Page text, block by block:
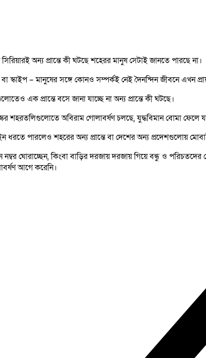
অন্য প্রান্তে কী ঘটছে শহেরর মানুষ সেটাই জানতে পারছে না।
স্কাইপ – মানুষের সঙ্গে কোনও সম্পর্কই নেই দৈনন্দিন জীবনে এখন
এক প্রান্তে বসে জানা যাচ্ছে না অন্য প্রান্তে কী ঘটছে।
শহরতলিগুলোতে অবিরাম গোলাবর্ষণ চলছে, যুদ্ধবিমান বোমা
পারলেও শহরের অন্য প্রান্তে বা দেশের অন্য প্রদেশগুলোয়
ঘোরাচ্ছেন, কিংবা বাড়ির দরজায় দরজায় গিয়ে বন্ধু ও
আগে করেনি।